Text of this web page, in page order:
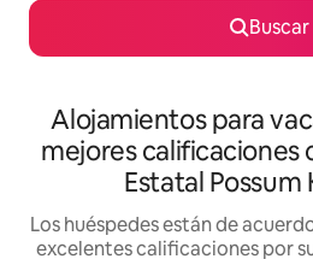
Buscar
Alojamientos para
mejores calificaciones
Estatal
Los huéspedes están de
excelentes calificaciones por